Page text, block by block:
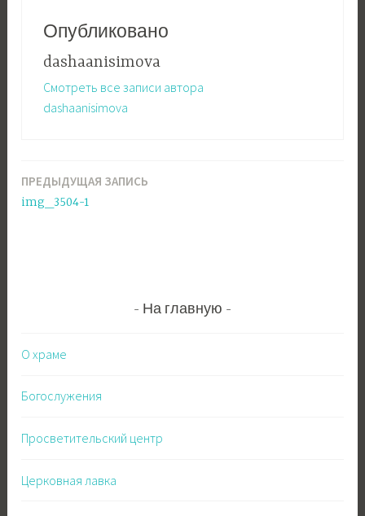
Опубликовано
dashaanisimova
Смотреть все записи автора
dashaanisimova
Навигация
по
ПРЕДЫДУЩАЯ ЗАПИСЬ
img_3504-1
На главную
О храме
Богослужения
Просветительский центр
Церковная лавка